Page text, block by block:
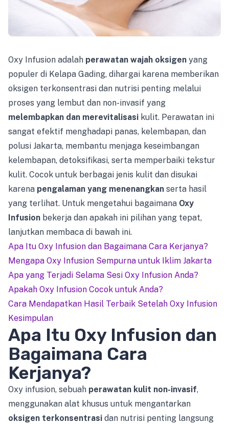
Oxy Infusion adalah perawatan wajah oksigen yang
populer di Kelapa Gading, dihargai karena memberikan
oksigen terkonsentrasi dan nutrisi penting melalui
proses yang lembut dan non-invasif yang
melembapkan dan merevitalisasi kulit. Perawatan ini
sangat efektif menghadapi panas, kelembapan, dan
polusi Jakarta, membantu menjaga keseimbangan
kelembapan, detoksifikasi, serta memperbaiki tekstur
kulit. Cocok untuk berbagai jenis kulit dan disukai
karena pengalaman yang menenangkan serta hasil
yang terlihat. Untuk mengetahui bagaimana Oxy
Infusion bekerja dan apakah ini pilihan yang tepat,
lanjutkan membaca di bawah ini.
Apa Itu Oxy Infusion dan Bagaimana Cara Kerjanya?
Mengapa Oxy Infusion Sempurna untuk Iklim Jakarta
Apa yang Terjadi Selama Sesi Oxy Infusion Anda?
Apakah Oxy Infusion Cocok untuk Anda?
Cara Mendapatkan Hasil Terbaik Setelah Oxy Infusion
Kesimpulan
Apa Itu Oxy Infusion dan
Bagaimana Cara
Kerjanya?
Oxy infusion, sebuah perawatan kulit non-invasif,
menggunakan alat khusus untuk mengantarkan
oksigen terkonsentrasi dan nutrisi penting langsung